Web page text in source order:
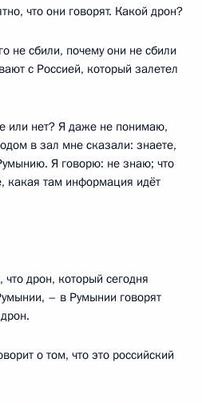
что они говорят. Какой дрон?
не сбили, почему они не сбили
с Россией, который залетел
или нет? Я даже не понимаю,
в зал мне сказали: знаете,
Я говорю: не знаю; что
какая там информация идёт
что дрон, который сегодня
– в Румынии говорят
о том, что это российский